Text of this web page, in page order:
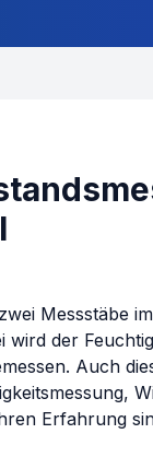
Messstäbe
der
Auch
Erfahrung